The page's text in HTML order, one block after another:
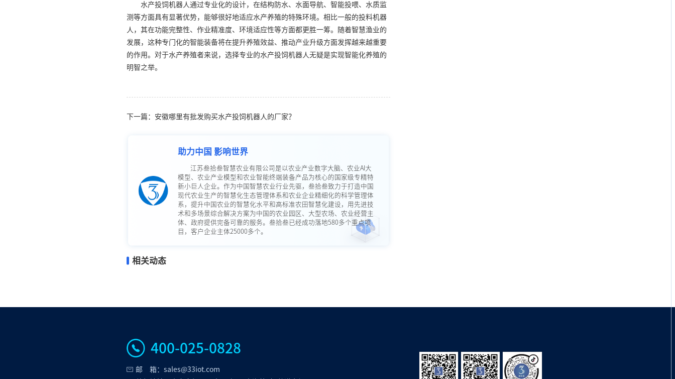
水产投饲机器人通过专业化的设计，在结构防水、水面导航、智能投喂、水质监
测等方面具有显著优势，能够很好地适应水产养殖的特殊环境。相比一般的投料机器
人，其在功能完整性、作业精准度、环境适应性等方面都更胜一筹。随着智慧渔业的
发展，这种专门化的智能装备将在提升养殖效益、推动产业升级方面发挥越来越重要
的作用。对于水产养殖者来说，选择专业的水产投饲机器人无疑是实现智能化养殖的
明智之举。
下一篇：安徽哪里有批发购买水产投饲机器人的厂家？
助力中国 影响世界
江苏叁拾叁智慧农业有限公司是以农业产业数字大脑、农业AI大
模型、农业产业模型和农业智能终端装备产品为核心的国家级专精特
新小巨人企业。作为中国智慧农业行业先驱，叁拾叁致力于打造中国
现代农业生产的智慧化生态管理体系和农业企业精细化的科学管理体
系，提升中国农业的智慧化水平和高标准农田智慧化建设，用先进技
术和多场景综合解决方案为中国的农业园区、大型农场、农业经营主
体、政府提供完备可靠的服务。叁拾叁已经成功落地580多个重点项
目，客户企业主体25000多个。
相关动态
400-025-0828
邮 箱：sales@33iot.com